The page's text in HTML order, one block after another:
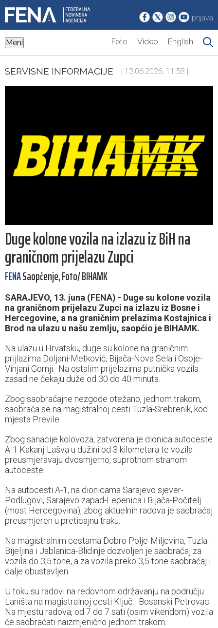
prijava
Meni Foto Video English
SERVISNE INFORMACIJE | 13.06.2026. 11:58 |
Duge kolone vozila na izlazu iz BiH na
graničnom prijelazu Zupci
FENASaopćenje, Foto/ BIHAMK
SARAJEVO, 13. juna (FENA) - Duge su kolone vozila
na graničnom prijelazu Zupci na izlazu iz Bosne i
Hercegovine, a na graničnim prelazima Kostajnica i
Brod na ulazu u našu zemlju, saopćio je BIHAMK.
Na ulazu u Hrvatsku, duge su kolone na graničnim
prijlazima Doljani-Metković, Bijača-Nova Sela i Osoje-
Vinjani Gornji. Na ostalim prijelazima putnička vozila
zasad ne čekaju duže od 30 do 40 minuta.
Zbog saobraćajne nezgode otežano, jednom trakom,
saobraća se na magistralnoj cesti Tuzla-Srebrenik, kod
mjesta Previle.
Zbog sanacije kolovoza, zatvorena je dionica autoceste
A-1 Kakanj-Lašva u dužini od 3 kilometara te vozila
preusmjeravaju dvosmjerno, suprotnom stranom
autoceste.
Na autocesti A-1, na dionicama Sarajevo sjever-
Podlugovi, Sarajevo zapad-Lepenica i Bijača-Počitelj
(most Hercegovina), zbog aktuelnih radova je saobraćaj
preusmjeren u preticajnu traku.
Na magistralnim cestama Dobro Polje-Miljevina, Tuzla-
Bijeljina i Jablanica-Blidinje dozvoljen je saobraćaj za
vozila do 3,5 tone, a za vozila preko 3,5 tone saobraćaj i
dalje obustavljen.
U toku su radovi na redovnom održavanju na području
Laništa na magistralnoj cesti Ključ - Bosanski Petrovac.
Na mjestu radova, od 7 do 7 sati (osim vikendom) vozila
će saobraćati naizmjenično jednom trakom.